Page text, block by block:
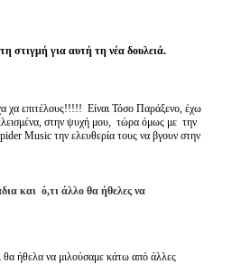
στιγμή για αυτή τη νέα δουλειά.
χα επιτέλους!!!!! Είναι Τόσο Παράξενο, έχω
στην ψυχή μου, τώρα όμως με την
Music την ελευθερία τους να βγουν στην
και ό,τι άλλο θα ήθελες να
ήθελα να μιλούσαμε κάτω από άλλες